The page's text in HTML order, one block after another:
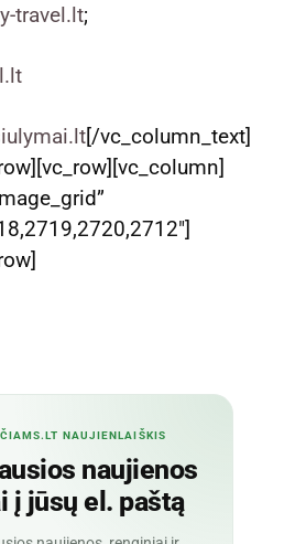
travel.lt;
[/vc_column_text]
NAUJIENLAIŠKIS
naujienos
į jūsų el. paštą